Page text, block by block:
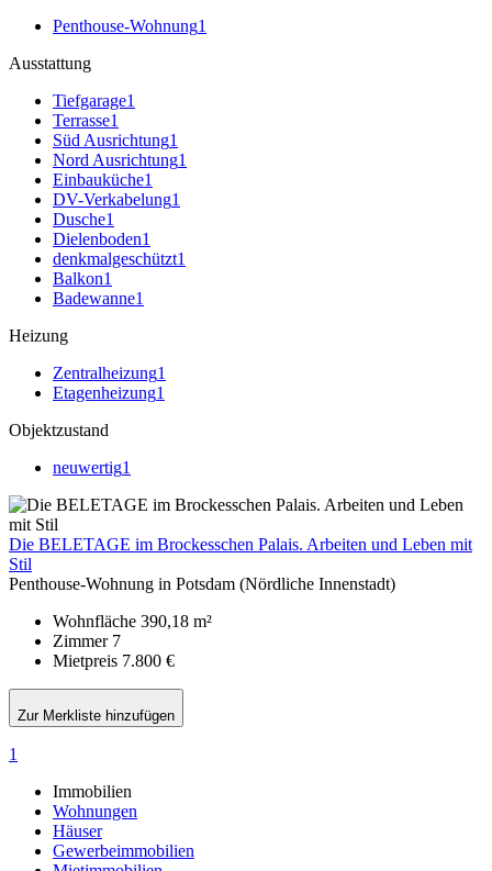
Penthouse-Wohnung1
Ausstattung
Tiefgarage1
Terrasse1
Süd Ausrichtung1
Nord Ausrichtung1
Einbauküche1
DV-Verkabelung1
Dusche1
Dielenboden1
denkmalgeschützt1
Balkon1
Badewanne1
Heizung
Zentralheizung1
Etagenheizung1
Objektzustand
neuwertig1
Die BELETAGE im Brockesschen Palais. Arbeiten und Leben mit
Stil
Penthouse-Wohnung in Potsdam (Nördliche Innenstadt)
Wohnfläche 390,18 m²
Zimmer 7
Mietpreis 7.800 €
Zur Merkliste hinzufügen
1
Immobilien
Wohnungen
Häuser
Gewerbeimmobilien